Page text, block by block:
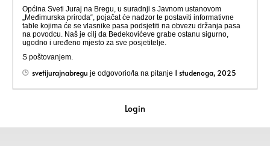
Općina Sveti Juraj na Bregu, u suradnji s Javnom ustanovom
„Međimurska priroda“, pojačat će nadzor te postaviti informativne
table kojima će se vlasnike pasa podsjetiti na obvezu držanja pasa
na povodcu. Naš je cilj da Bedekovićeve grabe ostanu sigurno,
ugodno i uređeno mjesto za sve posjetitelje.
S poštovanjem.
svetijurajnabregu je odgovorio/la na pitanje 1 studenoga, 2025
Login